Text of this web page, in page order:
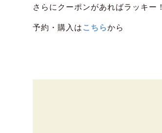
さらにクーポンがあればラッキー！
予約・購入は こちらから